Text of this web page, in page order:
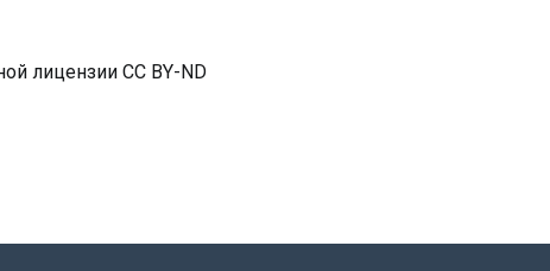
лицензии CC BY-ND